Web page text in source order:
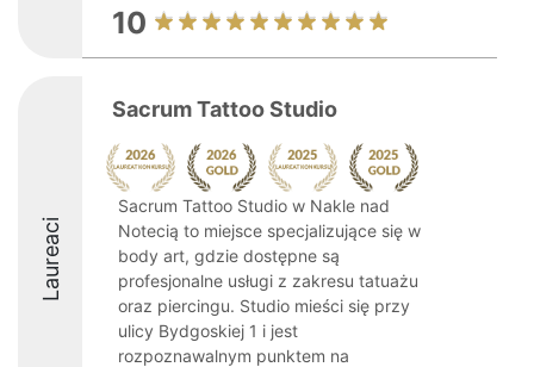
10
Laureaci
Sacrum Tattoo Studio
Sacrum Tattoo Studio w Nakle nad
Notecią to miejsce specjalizujące się w
body art, gdzie dostępne są
profesjonalne usługi z zakresu tatuażu
oraz piercingu. Studio mieści się przy
ulicy Bydgoskiej 1 i jest
rozpoznawalnym punktem na